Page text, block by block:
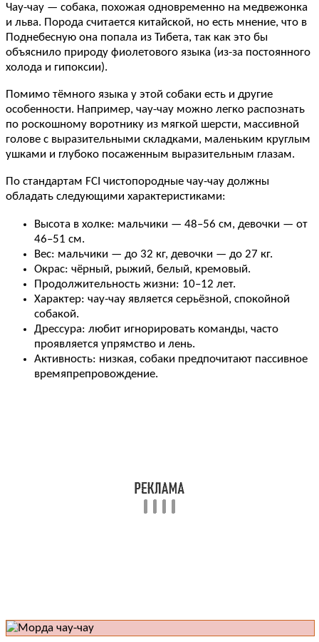
Чау-чау — собака, похожая одновременно на медвежонка
и льва. Порода считается китайской, но есть мнение, что в
Поднебесную она попала из Тибета, так как это бы
объяснило природу фиолетового языка (из-за постоянного
холода и гипоксии).
Помимо тёмного языка у этой собаки есть и другие
особенности. Например, чау-чау можно легко распознать
по роскошному воротнику из мягкой шерсти, массивной
голове с выразительными складками, маленьким круглым
ушками и глубоко посаженным выразительным глазам.
По стандартам FCI чистопородные чау-чау должны
обладать следующими характеристиками:
Высота в холке: мальчики — 48–56 см, девочки — от
46–51 см.
Вес: мальчики — до 32 кг, девочки — до 27 кг.
Окрас: чёрный, рыжий, белый, кремовый.
Продолжительность жизни: 10–12 лет.
Характер: чау-чау является серьёзной, спокойной
собакой.
Дрессура: любит игнорировать команды, часто
проявляется упрямство и лень.
Активность: низкая, собаки предпочитают пассивное
времяпрепровождение.